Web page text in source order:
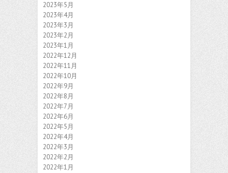
2023年5月
2023年4月
2023年3月
2023年2月
2023年1月
2022年12月
2022年11月
2022年10月
2022年9月
2022年8月
2022年7月
2022年6月
2022年5月
2022年4月
2022年3月
2022年2月
2022年1月